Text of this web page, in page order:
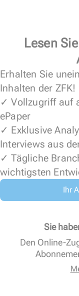
Lesen
Erhalten Sie
Inhalten der ZFK!
✓ Vollzugriff auf
ePaper
✓ Exklusive
Interviews aus
✓ Tägliche
wichtigsten
Ihr
Sie
Den Online-